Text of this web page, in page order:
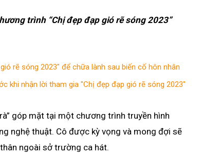
trình “Chị đẹp đạp gió rẽ sóng 2023”
rẽ sóng 2023" để chữa lành sau biến cố hôn nhân
khi nhận lời tham gia "Chị đẹp đạp gió rẽ sóng 2023"
góp mặt tại một chương trình truyền hình
nghệ thuật. Cô được kỳ vọng và mong đợi sẽ
ngoài sở trường ca hát.